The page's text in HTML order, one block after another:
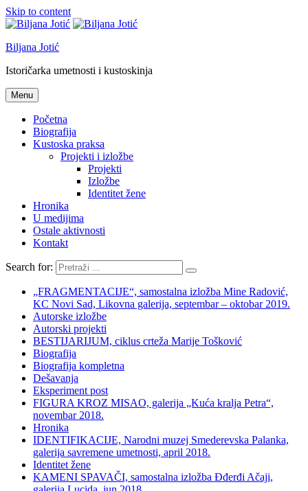
Skip to content
Biljana Jotić
Istoričarka umetnosti i kustoskinja
Menu
Početna
Biografija
Kustoska praksa
Projekti i izložbe
Projekti
Izložbe
Identitet žene
Hronika
U medijima
Ostale aktivnosti
Kontakt
Search for:
„FRAGMENTACIJE“, samostalna izložba Mine Radović,
KC Novi Sad, Likovna galerija, septembar – oktobar 2019.
Autorske izložbe
Autorski projekti
BESTIJARIJUM, ciklus crteža Marije Tošković
Biografija
Biografija kompletna
Dešavanja
Eksperiment post
FIGURA KROZ MISAO, galerija „Kuća kralja Petra“,
novembar 2018.
Hronika
IDENTIFIKACIJE, Narodni muzej Smederevska Palanka,
galerija savremene umetnosti, april 2018.
Identitet žene
KAMENI SPAVAČI, samostalna izložba Đđerđi Ačaji,